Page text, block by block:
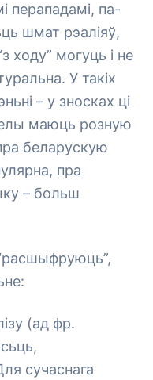
перападамі, па-
шмат рэаліяў,
ходу” могуць і не
У такіх
– у зносках ці
маюць розную
беларускую
пра
– больш
(ад фр.
сучаснага